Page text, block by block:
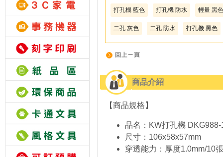
打孔機 藍色 打孔機 防水 輕量 黑色
二孔 灰色 二孔 防水 打孔機 黑色
商品介紹
【商品規格】
品名：KW打孔機 DKG988-
尺寸：106x58x57mm
穿透能力：厚度1.0mm/10